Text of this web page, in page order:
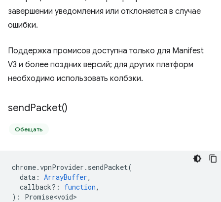
завершении уведомления или отклоняется в случае
ошибки.
Поддержка промисов доступна только для Manifest
V3 и более поздних версий; для других платформ
необходимо использовать колбэки.
sendPacket()
Обещать
chrome.vpnProvider . sendPacket(
data : ArrayBuffer,
callback? : function,
) : Promise<void>